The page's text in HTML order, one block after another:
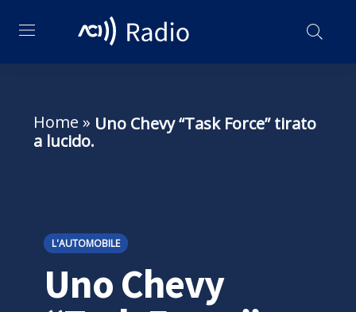
Home » Uno Chevy “Task Force” tirato
a lucido.
L'AUTOMOBILE
Uno Chevy